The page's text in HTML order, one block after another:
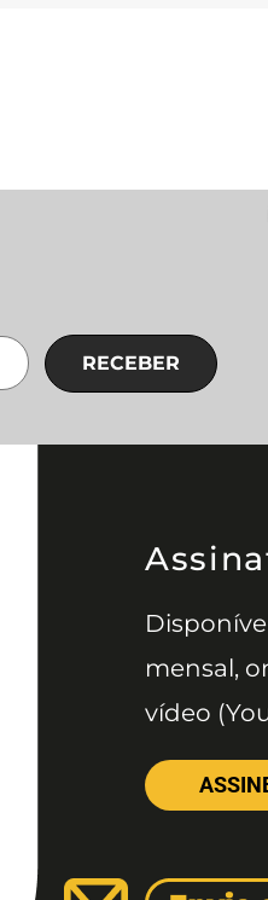
RECEBER
mensal,
vídeo